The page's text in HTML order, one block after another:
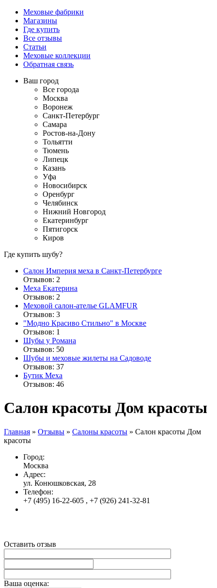
Меховые фабрики
Магазины
Где купить
Все отзывы
Статьи
Меховые коллекции
Обратная связь
Ваш город
Все города
Москва
Воронеж
Санкт-Петербург
Самара
Ростов-на-Дону
Тольятти
Тюмень
Липецк
Казань
Уфа
Новосибирск
Оренбург
Челябинск
Нижний Новгород
Екатеринбург
Пятигорск
Киров
Где купить шубу?
Салон Империя меха в Санкт-Петербурге
Отзывов: 2
Меха Екатерина
Отзывов: 2
Меховой салон-ателье GLAMFUR
Отзывов: 3
"Модно Красиво Стильно" в Москве
Отзывов: 1
Шубы у Романа
Отзывов: 50
Шубы и меховые жилеты на Садоводе
Отзывов: 37
Бутик Меха
Отзывов: 46
Салон красоты Дом красоты
Главная » Отзывы » Салоны красоты » Салон красоты Дом
красоты
Город:
Москва
Адрес:
ул. Конюшковская, 28
Телефон:
+7 (495) 16-22-605 , +7 (926) 241-32-81
Оставить отзыв
Ваша оценка: